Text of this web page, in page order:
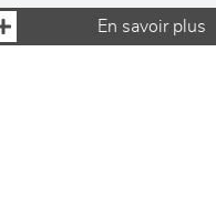
En savoir plus